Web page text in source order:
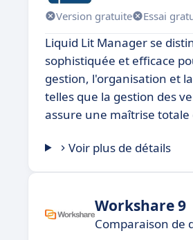
Version gratuite Essai
Liquid Lit Manager se
sophistiquée et efficace
gestion, l'organisation et
telles que la gestion des
assure une maîtrise
Voir plus de détails
Workshare 9
Comparaison de